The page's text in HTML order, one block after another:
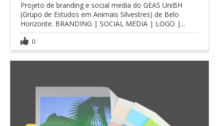
Projeto de branding e social media do GEAS UniBH
(Grupo de Estudos em Animais Silvestres) de Belo
Horizonte. BRANDING | SOCIAL MEDIA | LOGO |...
0